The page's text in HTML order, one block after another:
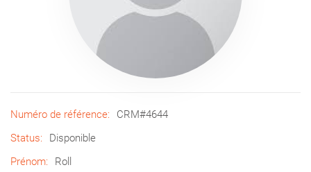
Numéro de référence:
CRM#4644
Status:
Disponible
Prénom:
Roll